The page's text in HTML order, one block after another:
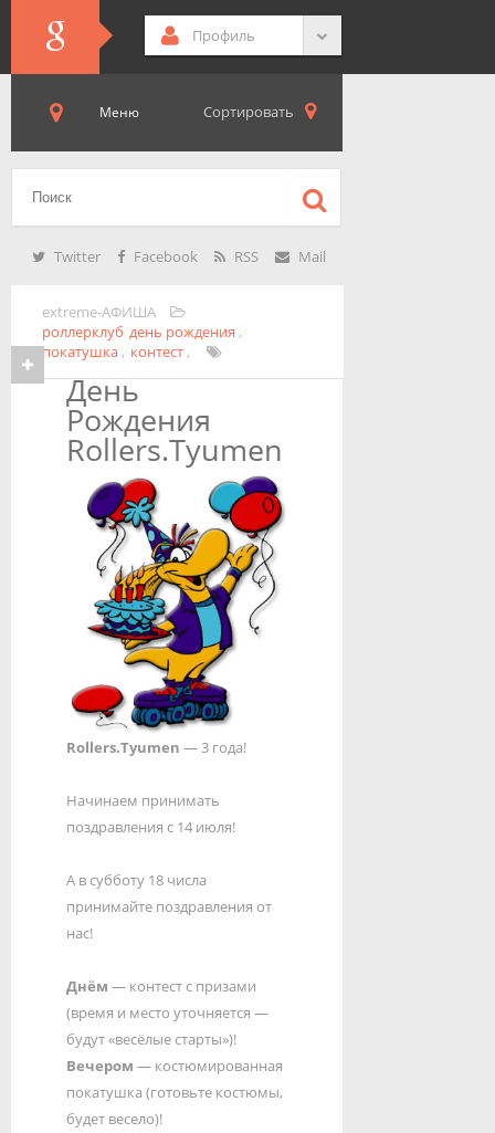
Профиль
Меню Сортировать
Twitter Facebook RSS Mail
extreme-АФИША
роллерклуб день рождения ,
покатушка , контест ,
День
Рождения
Rollers.Tyumen
Rollers.Tyumen — 3 года!
Начинаем принимать
поздравления с 14 июля!
А в субботу 18 числа
принимайте поздравления от
нас!
Днём — контест с призами
(время и место уточняется —
будут «весёлые старты»)!
Вечером — костюмированная
покатушка (готовьте костюмы,
будет весело)!